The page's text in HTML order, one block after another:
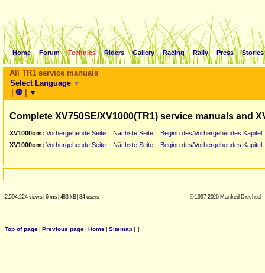
Home Forum Technics Riders Gallery Racing Rally Press Stories
All TR1 service manuals
Select Language ▼
| 🛑 | ▼
Complete XV750SE/XV1000(TR1) service manuals and
XV1000om: Vorhergehende Seite Nächste Seite
Beginn des/Vorhergehendes Kapitel
XV1000om: Vorhergehende Seite Nächste Seite Beginn des/Vorhergehendes Kapitel
2.504.224 views| 6 ms| 483 kB| 84 users © 1997-2026 Manfred Drechsel
Top of page| Previous page| Home| Sitemap| |